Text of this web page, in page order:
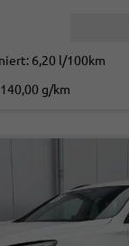
6,20 l/100km
140,00 g/km